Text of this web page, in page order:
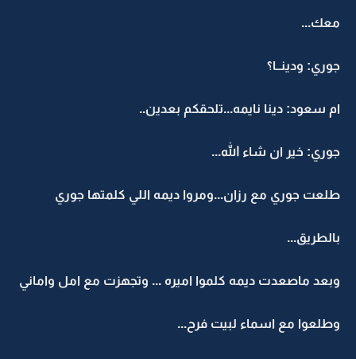
معك...
جوري: ودينــا؟
ام سعود: دينا نايمه...تلحقكم بعدين..
جوري: خير ان شاء الله...
طلعت جوري مع رزان...ومروا ديمه اللي كلمتها جوري
بالطريق...
وبعد ماصعدت ديمه كلموا اميره ... وتجهزت مع امل واماني
وطلعوا مع اسماء لبيت فرح...